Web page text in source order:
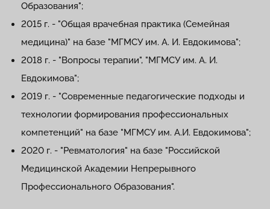
Образования";
2015 г. - "Общая врачебная практика (Семейная
медицина)" на базе "МГМСУ им. А. И. Евдокимова";
2018 г. - "Вопросы терапии", "МГМСУ им. А. И.
Евдокимова";
2019 г. - "Современные педагогические подходы и
технологии формирования профессиональных
компетенций" на базе "МГМСУ им. А.И. Евдокимова";
2020 г. - "Ревматология" на базе "Российской
Медицинской Академии Непрерывного
Профессионального Образования".